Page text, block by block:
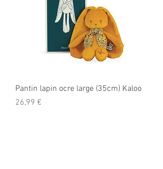
Pantin lapin ocre large (35cm) Kaloo
Prix
26,99 €